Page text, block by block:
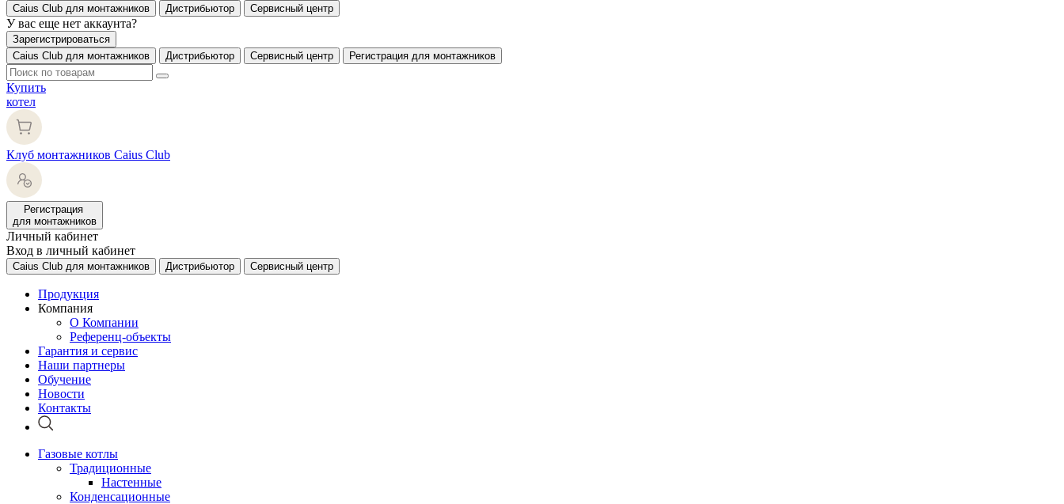
Caius Club для монтажников Дистрибьютор Сервисный центр
У вас еще нет аккаунта?
Зарегистрироваться
Caius Club для монтажников
Дистрибьютор Сервисный центр Регистрация для монтажников
Купить
котел
Клуб монтажников Caius Club
Регистрация
для монтажников
Личный кабинет
Вход в личный кабинет
Caius Club для монтажников Дистрибьютор Сервисный центр
Продукция
Компания
О Компании
Референц-объекты
Гарантия и сервис
Наши партнеры
Обучение
Новости
Контакты
Газовые котлы
Традиционные
Настенные
Конденсационные